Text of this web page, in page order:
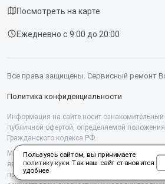
Диагностика
Контакты
Винных шкафов
Миксеров
Тостеров
Кухонных комбайнов
Посмотреть на карте
Ежедневно с 9:00 до 20:00
Все права защищены. Сервисный ремонт
Политика конфиденциальности
Информация на сайте носит ознакомительный
публичной офертой, определяемой
Гражданского кодекса РФ.
Мы специализируемся на обслуживании и
являемся их официальным представителем.
профессиональные услуги после истечения
Пользуясь сайтом, вы принимаете
политику куки. Так наш сайт становится
удобнее